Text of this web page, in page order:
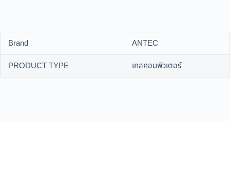
Brand
ANTEC
PRODUCT TYPE
เคสคอมพิวเตอร์